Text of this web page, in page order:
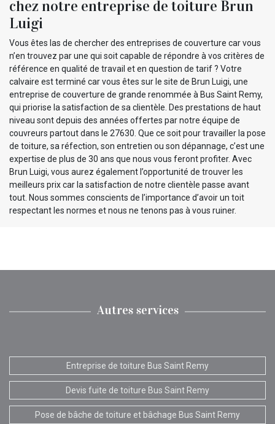
chez notre entreprise de toiture Brun
Luigi
Vous êtes las de chercher des entreprises de couverture car vous
n’en trouvez par une qui soit capable de répondre à vos critères de
référence en qualité de travail et en question de tarif ? Votre
calvaire est terminé car vous êtes sur le site de Brun Luigi, une
entreprise de couverture de grande renommée à Bus Saint Remy,
qui priorise la satisfaction de sa clientèle. Des prestations de haut
niveau sont depuis des années offertes par notre équipe de
couvreurs partout dans le 27630. Que ce soit pour travailler la pose
de toiture, sa réfection, son entretien ou son dépannage, c’est une
expertise de plus de 30 ans que nous vous feront profiter. Avec
Brun Luigi, vous aurez également l’opportunité de trouver les
meilleurs prix car la satisfaction de notre clientèle passe avant
tout. Nous sommes conscients de l’importance d’avoir un toit
respectant les normes et nous ne tenons pas à vous ruiner.
Autres services
Entreprise de toiture Bus Saint Remy
Devis fuite de toiture Bus Saint Remy
Pose de bâche de toiture et bâchage Bus Saint Remy